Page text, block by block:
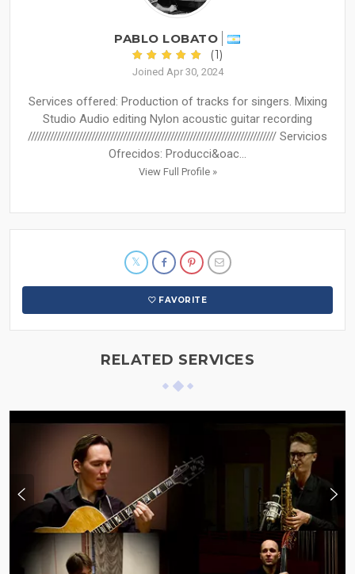
PABLO LOBATO
(1)
Joined Apr 30, 2024
Services offered: Production of tracks for singers. Mixing
Studio Audio editing Nylon acoustic guitar recording
////////////////////////////////////////////////////////////////////////////// Servicios
Ofrecidos: Producci&oac...
View Full Profile »
FAVORITE
RELATED SERVICES